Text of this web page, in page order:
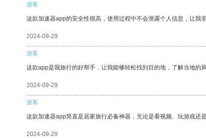
游客
这款加速器app的安全性很高，使用过程中不会泄露个人信息，让我非
2024-09-29
游客
这款app是我旅行的好帮手，让我能够轻松找到目的地，了解当地的风
2024-09-29
游客
这款加速器app简直是居家旅行必备神器，无论是看视频、玩游戏还
2024-09-29